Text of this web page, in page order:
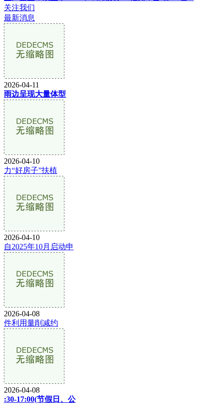
关注我们
最新消息
2026-04-11
雨边呈现大量体型
2026-04-10
力“好房子”扶植
2026-04-10
自2025年10月启动申
2026-04-08
件利用量削减约
2026-04-08
:30-17:00(节假日、公